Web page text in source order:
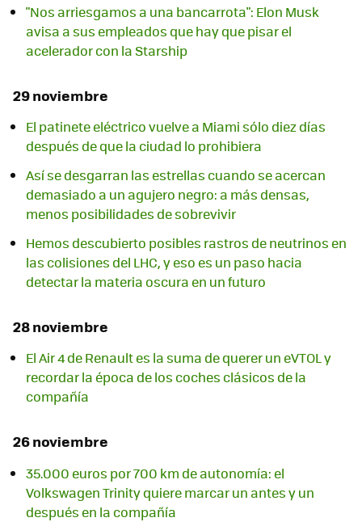
"Nos arriesgamos a una bancarrota": Elon Musk
avisa a sus empleados que hay que pisar el
acelerador con la Starship
29 noviembre
El patinete eléctrico vuelve a Miami sólo diez días
después de que la ciudad lo prohibiera
Así se desgarran las estrellas cuando se acercan
demasiado a un agujero negro: a más densas,
menos posibilidades de sobrevivir
Hemos descubierto posibles rastros de neutrinos en
las colisiones del LHC, y eso es un paso hacia
detectar la materia oscura en un futuro
28 noviembre
El Air 4 de Renault es la suma de querer un eVTOL y
recordar la época de los coches clásicos de la
compañía
26 noviembre
35.000 euros por 700 km de autonomía: el
Volkswagen Trinity quiere marcar un antes y un
después en la compañía